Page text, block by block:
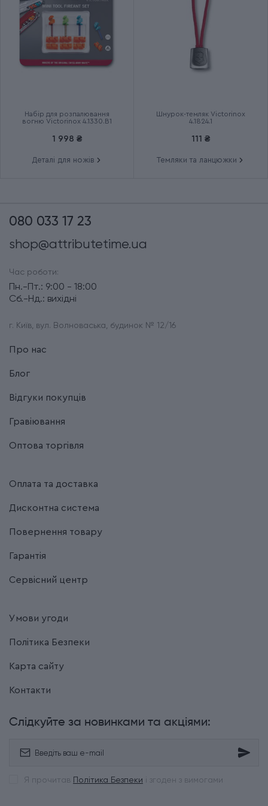
Група VICTORINOX UKRAINE
Тип випуску товару
Набір для розпалювання
вогню Victorinox 4.1330.B1
1 998 ₴
Деталі для ножів
Шнурок-темляк Victorinox
4.1824.1
111 ₴
Темляки та ланцюжки
080 033 17 23
shop@attributetime.ua
Час роботи:
Пн.-Пт.: 9:00 - 18:00
Сб.-Нд.: вихідні
г. Київ, вул. Волноваська, будинок № 12/16
Про нас
Блог
Відгуки покупців
Гравіювання
Оптова торгівля
Оплата та доставка
Дисконтна система
Повернення товару
Гарантія
Сервісний центр
Умови угоди
Політика Безпеки
Карта сайту
Контакти
Слідкуйте за новинками та акціями:
Я прочитав Політика Безпеки і згоден з вимогами